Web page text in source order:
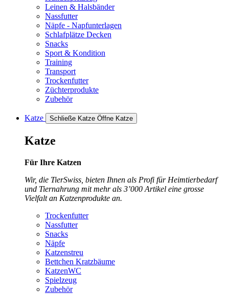
Leinen & Halsbänder
Nassfutter
Näpfe - Napfunterlagen
Schlafplätze Decken
Snacks
Sport & Kondition
Training
Transport
Trockenfutter
Züchterprodukte
Zubehör
Katze Schließe Katze Öffne Katze
Katze
Für Ihre Katzen
Wir, die TierSwiss, bieten Ihnen als Profi für Heimtierbedarf
und Tiernahrung mit mehr als 3’000 Artikel eine grosse
Vielfalt an Katzenprodukte an.
Trockenfutter
Nassfutter
Snacks
Näpfe
Katzenstreu
Bettchen Kratzbäume
KatzenWC
Spielzeug
Zubehör